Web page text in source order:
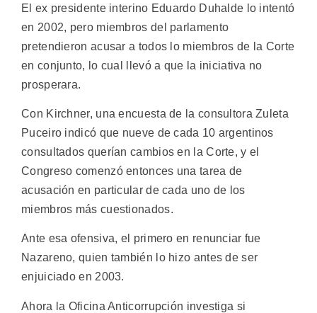
El ex presidente interino Eduardo Duhalde lo intentó
en 2002, pero miembros del parlamento
pretendieron acusar a todos lo miembros de la Corte
en conjunto, lo cual llevó a que la iniciativa no
prosperara.
Con Kirchner, una encuesta de la consultora Zuleta
Puceiro indicó que nueve de cada 10 argentinos
consultados querían cambios en la Corte, y el
Congreso comenzó entonces una tarea de
acusación en particular de cada uno de los
miembros más cuestionados.
Ante esa ofensiva, el primero en renunciar fue
Nazareno, quien también lo hizo antes de ser
enjuiciado en 2003.
Ahora la Oficina Anticorrupción investiga si